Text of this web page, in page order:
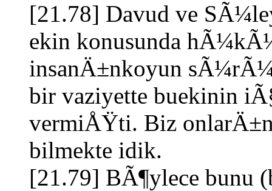
[21.78] Davud ve
ekin konusunda
insanÄ±nkoyun
bir vaziyette buekinin
vermiÅŸti. Biz
bilmekte idik.
[21.79] BÃ¶ylece bunu